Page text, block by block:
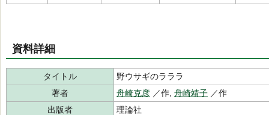
資料詳細
タイトル
野ウサギのラララ
著者
舟崎克彦 ／作, 舟崎靖子 ／作
出版者
理論社